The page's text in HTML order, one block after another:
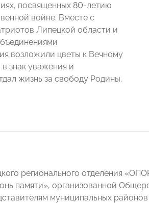
посвященных 80-летию
войне. Вместе с
Липецкой области и
возложили цветы к Вечному
знак уважения и
жизнь за свободу Родины.
регионального отделения
памяти», организованной
муниципальных